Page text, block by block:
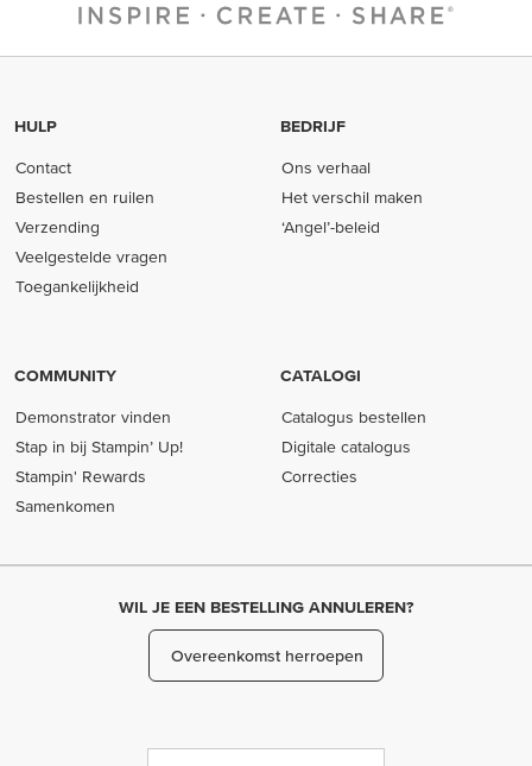
HULP
Contact
Bestellen en ruilen
Verzending
Veelgestelde vragen
Toegankelijkheid
BEDRIJF
Ons verhaal
Het verschil maken
‘Angel’-beleid
COMMUNITY
Demonstrator vinden
Stap in bij Stampin’ Up!
Stampin' Rewards
Samenkomen
CATALOGI
Catalogus bestellen
Digitale catalogus
Correcties
WIL JE EEN BESTELLING ANNULEREN?
Overeenkomst herroepen